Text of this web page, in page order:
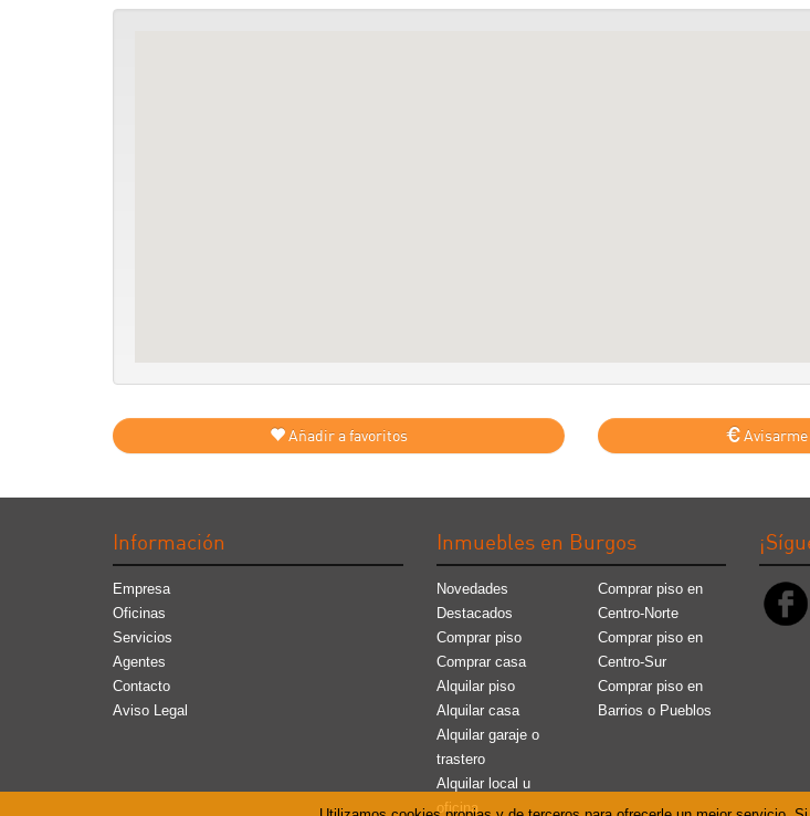
Añadir a favoritos
Información
Empresa
Oficinas
Servicios
Agentes
Contacto
Aviso Legal
Inmuebles en Burgos
Novedades
Destacados
Comprar piso
Comprar casa
Alquilar piso
Alquilar casa
Alquilar garaje o
trastero
Alquilar local u
oficina
Comprar piso en
Centro-Norte
Comprar piso en
Centro-Sur
Comprar piso en
Barrios o Pueblos